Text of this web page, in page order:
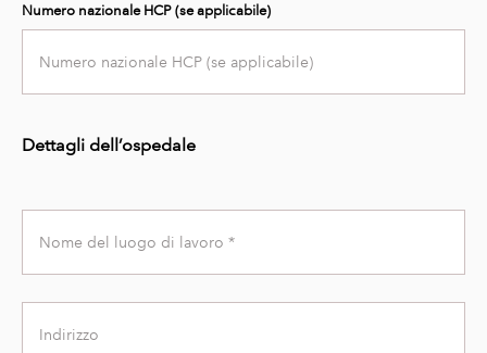
Numero nazionale HCP (se applicabile)
Dettagli dell’ospedale
Workplace
Address